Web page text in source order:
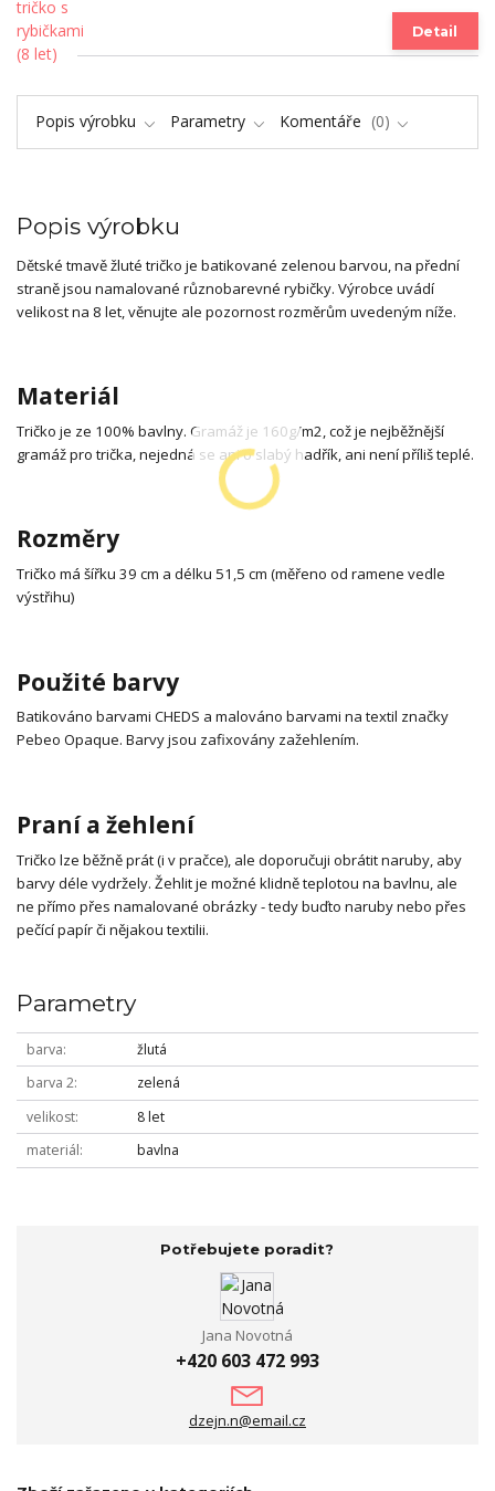
Detail
Popis výrobku Parametry Komentáře 0
Popis výrobku
Dětské tmavě žluté tričko je batikované zelenou barvou, na přední
straně jsou namalované různobarevné rybičky. Výrobce uvádí
velikost na 8 let, věnujte ale pozornost rozměrům uvedeným níže.
Materiál
Tričko je ze 100% bavlny. Gramáž je 160g/m2, což je nejběžnější
gramáž pro trička, nejedná se ani o slabý hadřík, ani není příliš teplé.
Rozměry
Tričko má šířku 39 cm a délku 51,5 cm (měřeno od ramene vedle
výstřihu)
Použité barvy
Batikováno barvami CHEDS a malováno barvami na textil značky
Pebeo Opaque. Barvy jsou zafixovány zažehlením.
Praní a žehlení
Tričko lze běžně prát (i v pračce), ale doporučuji obrátit naruby, aby
barvy déle vydržely. Žehlit je možné klidně teplotou na bavlnu, ale
ne přímo přes namalované obrázky - tedy buďto naruby nebo přes
pečící papír či nějakou textilii.
Parametry
barva
žlutá
barva 2
zelená
velikost
8 let
materiál
bavlna
Potřebujete poradit?
Jana Novotná
+420 603 472 993
dzejn.n@email.cz